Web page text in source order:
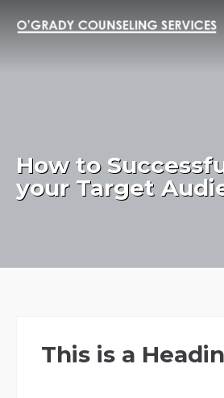
How to
your Target
This is a